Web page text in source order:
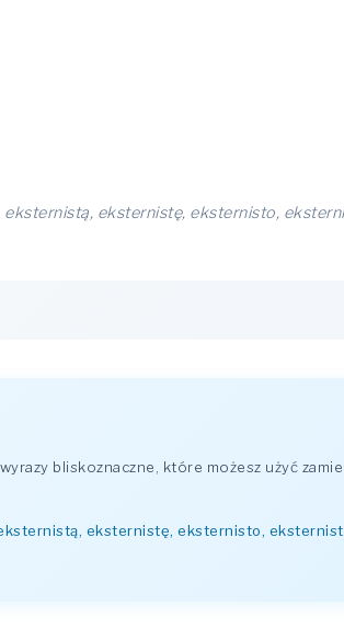
eksternistę, eksternisto,
bliskoznaczne, które możesz użyć
eksternistę, eksternisto,